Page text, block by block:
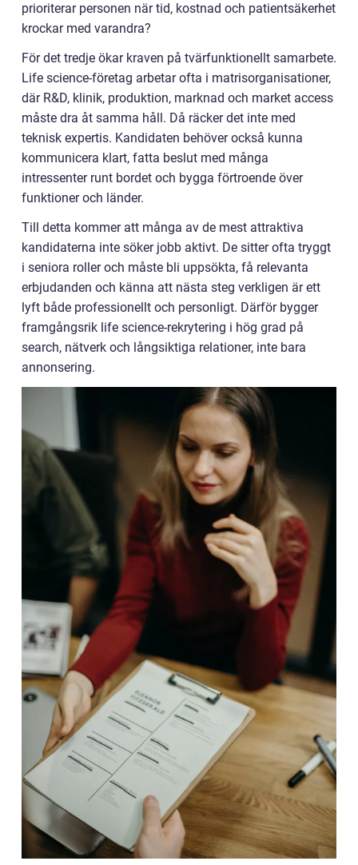
prioriterar personen när tid, kostnad och patientsäkerhet
krockar med varandra?
För det tredje ökar kraven på tvärfunktionellt samarbete.
Life science-företag arbetar ofta i matrisorganisationer,
där R&D, klinik, produktion, marknad och market access
måste dra åt samma håll. Då räcker det inte med
teknisk expertis. Kandidaten behöver också kunna
kommunicera klart, fatta beslut med många
intressenter runt bordet och bygga förtroende över
funktioner och länder.
Till detta kommer att många av de mest attraktiva
kandidaterna inte söker jobb aktivt. De sitter ofta tryggt
i seniora roller och måste bli uppsökta, få relevanta
erbjudanden och känna att nästa steg verkligen är ett
lyft både professionellt och personligt. Därför bygger
framgångsrik life science-rekrytering i hög grad på
search, nätverk och långsiktiga relationer, inte bara
annonsering.